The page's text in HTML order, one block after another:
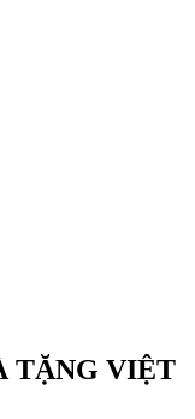
TẶNG VIỆT